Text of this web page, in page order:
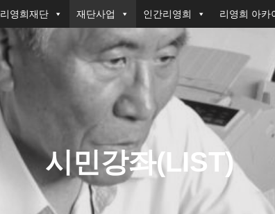
리영희재단 재단사업 인간리영희 리영희 아카
시민강좌(LIST)